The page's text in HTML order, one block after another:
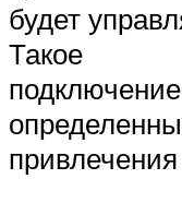
будет
Такое